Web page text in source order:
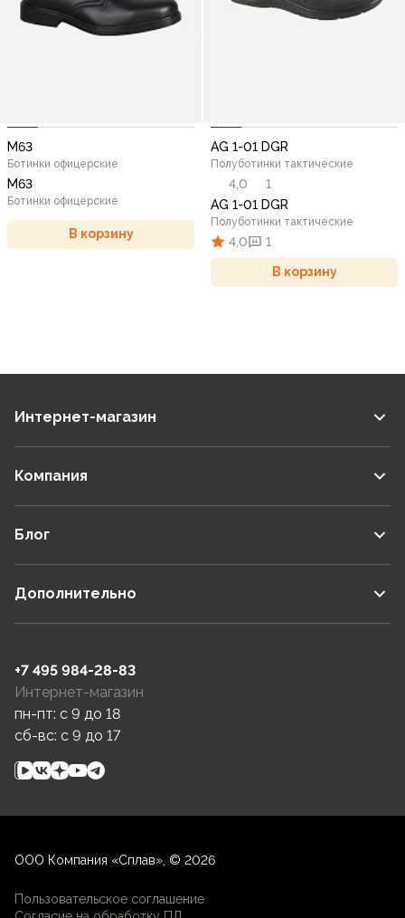
М63
Ботинки офицерские
М63
Ботинки офицерские
В корзину
AG 1-01 DGR
Полуботинки тактические
4,0
1
AG 1-01 DGR
Полуботинки тактические
4,0 1
В корзину
Интернет-магазин
Компания
Блог
Дополнительно
+7 495 984-28-83
Интернет-магазин
пн-пт: c 9 до 18
сб-вс: c 9 до 17
ООО Компания «Сплав», © 2026
Пользовательское соглашение